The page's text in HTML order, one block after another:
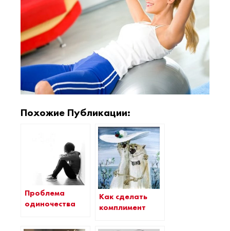
Похожие Публикации:
Проблема
одиночества
Как сделать
комплимент